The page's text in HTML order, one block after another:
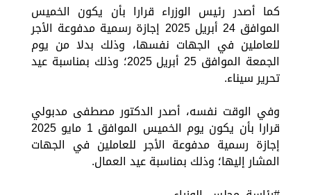
كما أصدر رئيس الوزراء قرارا بأن يكون الخميس
الموافق 24 أبريل 2025 إجازة رسمية مدفوعة الأجر
للعاملين في الجهات نفسها، وذلك بدلا من يوم
الجمعة الموافق 25 أبريل 2025؛ وذلك بمناسبة عيد
تحرير سيناء.
وفي الوقت نفسه، أصدر الدكتور مصطفى مدبولي
قرارا بأن يكون يوم الخميس الموافق 1 مايو 2025
إجازة رسمية مدفوعة الأجر للعاملين في الجهات
المشار إليها؛ وذلك بمناسبة عيد العمال.